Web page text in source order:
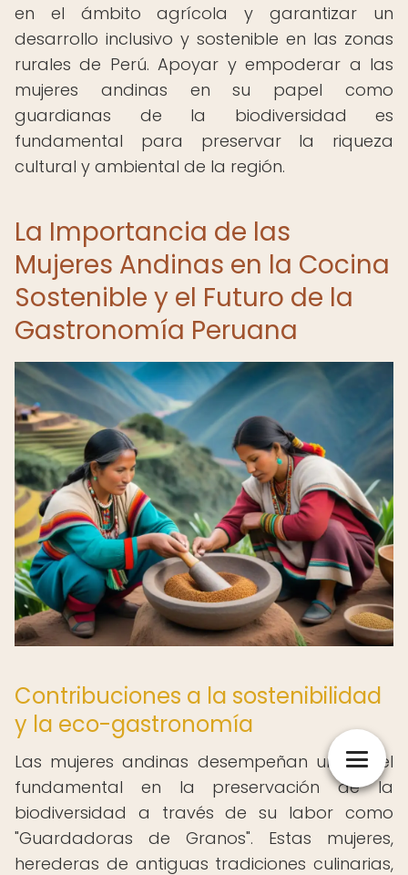
en el ámbito agrícola y garantizar un
desarrollo inclusivo y sostenible en las zonas
rurales de Perú. Apoyar y empoderar a las
mujeres andinas en su papel como
guardianas de la biodiversidad es
fundamental para preservar la riqueza
cultural y ambiental de la región.
La Importancia de las
Mujeres Andinas en la Cocina
Sostenible y el Futuro de la
Gastronomía Peruana
Contribuciones a la sostenibilidad
y la eco-gastronomía
Las mujeres andinas desempeñan un papel
fundamental en la preservación de la
biodiversidad a través de su labor como
"Guardadoras de Granos". Estas mujeres,
herederas de antiguas tradiciones culinarias,